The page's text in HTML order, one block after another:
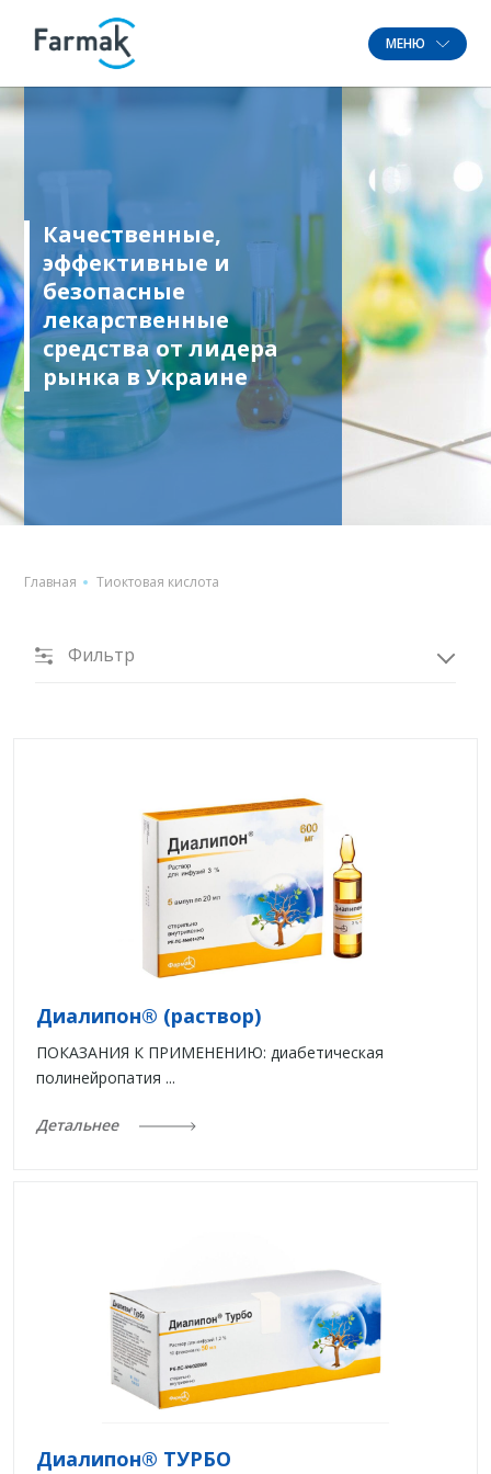
МЕНЮ
Качественные,
эффективные и
безопасные
лекарственные
средства от лидера
рынка в Украине
Главная Тиоктовая кислота
Фильтр
Диалипон® (раствор)
ПОКАЗАНИЯ К ПРИМЕНЕНИЮ: диабетическая
полинейропатия ...
Детальнее
Диалипон® ТУРБО